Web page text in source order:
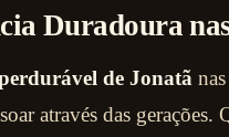
Duradoura
de Jonatã
através das gerações.